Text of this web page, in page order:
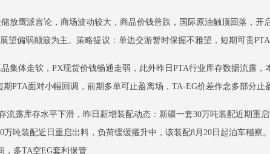
放鹰派言论，商场波动较大，商品价钱普跌，国际原油触顶回落，开
偏弱颠簸为主。策略提议：单边交游暂时保握不雅望，短期可贵PTA
集体走软，PX现货价钱畅通走弱，此外昨日PTA行业库存数据流露，
PTA面对小幅回调，前期多单可止盈离场，TA-EG价差作念多部分止
露库存水平下滑，昨日新增装配动态：新疆一套30万吨装配近期重
吨装配近日重启出料，负荷缓缓擢升中，该装配8月20日起泊车稽察
，多TA空EG套利保管